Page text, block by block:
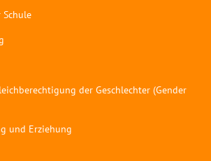
der Geschlechter (Gender
und Erziehung